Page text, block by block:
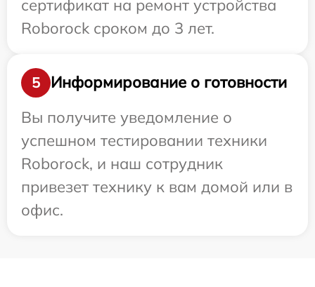
сертификат на ремонт устройства
Roborock сроком до 3 лет.
5
Информирование о готовности
Вы получите уведомление о
успешном тестировании техники
Roborock, и наш сотрудник
привезет технику к вам домой или в
офис.